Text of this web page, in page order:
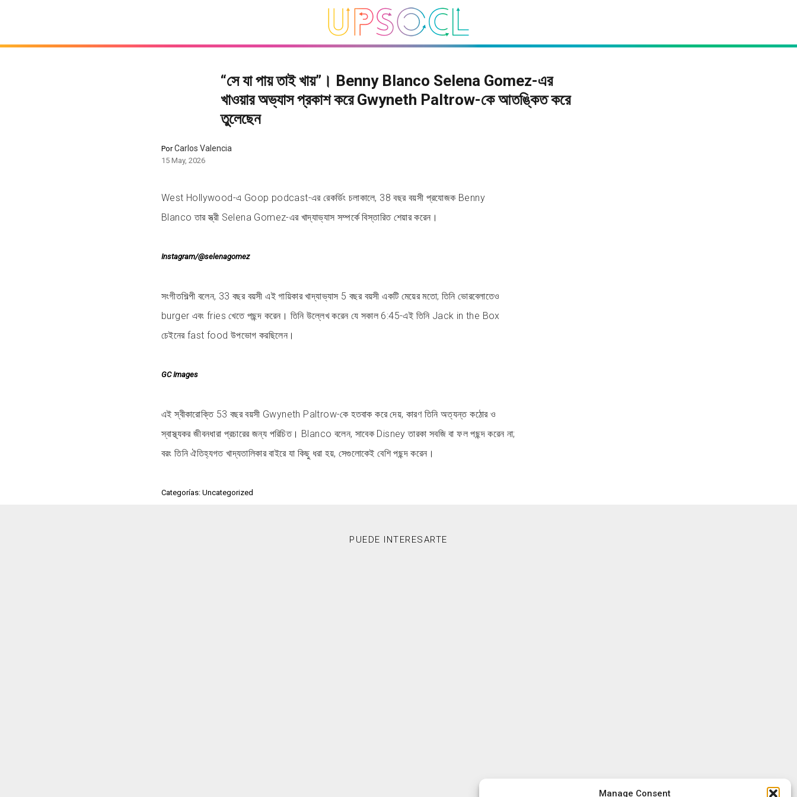
Manage Consent
“সে যা পায় তাই খায়”। Benny Blanco Selena Gomez-এর
খাওয়ার অভ্যাস প্রকাশ করে Gwyneth Paltrow-কে আতঙ্কিত করে
তুলেছেন
PorCarlos Valencia
15 May, 2026
West Hollywood-এ Goop podcast-এর রেকর্ডিং চলাকালে, 38 বছর বয়সী প্রযোজক Benny
Blanco তার স্ত্রী Selena Gomez-এর খাদ্যাভ্যাস সম্পর্কে বিস্তারিত শেয়ার করেন।
Instagram/@selenagomez
সংগীতশিল্পী বলেন, 33 বছর বয়সী এই গায়িকার খাদ্যাভ্যাস 5 বছর বয়সী একটি মেয়ের মতো; তিনি ভোরবেলাতেও
burger এবং fries খেতে পছন্দ করেন। তিনি উল্লেখ করেন যে সকাল 6:45-এই তিনি Jack in the Box
চেইনের fast food উপভোগ করছিলেন।
GC Images
এই স্বীকারোক্তি 53 বছর বয়সী Gwyneth Paltrow-কে হতবাক করে দেয়, কারণ তিনি অত্যন্ত কঠোর ও
স্বাস্থ্যকর জীবনধারা প্রচারের জন্য পরিচিত। Blanco বলেন, সাবেক Disney তারকা সবজি বা ফল পছন্দ করেন না;
বরং তিনি ঐতিহ্যগত খাদ্যতালিকার বাইরে যা কিছু ধরা হয়, সেগুলোকেই বেশি পছন্দ করেন।
Categorías: Uncategorized
PUEDE INTERESARTE